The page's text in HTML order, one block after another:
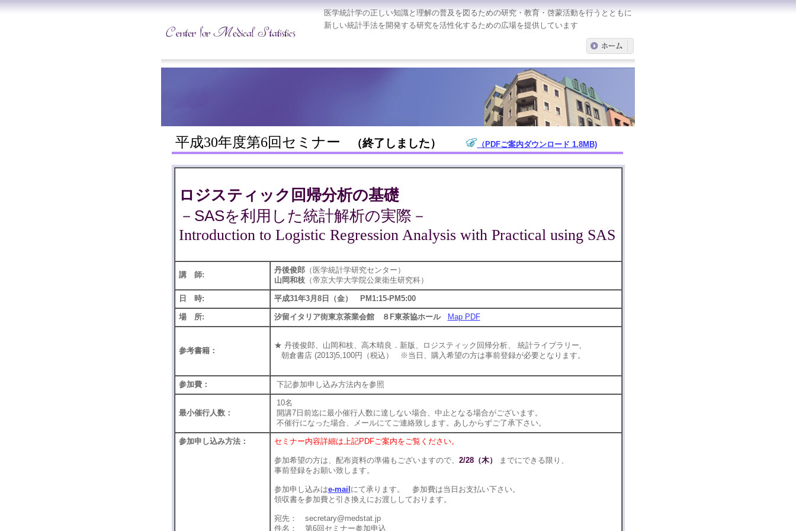
医学統計学の正しい知識と理解の普及を図るための研究・教育・啓蒙活動を行うとともに
新しい統計手法を開発する研究を活性化するための広場を提供しています
平成30年度第6回セミナー （終了しました） （PDFご案内ダウンロード 1.8MB)
ロジスティック回帰分析の基礎
－SASを利用した統計解析の実際－
Introduction to Logistic Regression Analysis with Practical using SAS
講 師:
丹後俊郎（医学統計学研究センター）
山岡和枝（帝京大学大学院公衆衛生研究科）
日 時: 平成31年3月8日（金） PM1:15-PM5:00
場 所: 汐留イタリア街東京茶業会館 ８F東茶協ホール Map PDF
参考書籍：
★ 丹後俊郎、山岡和枝、高木晴良．新版、ロジスティック回帰分析、 統計ライブラリー,
朝倉書店 (2013)5,100円（税込） ※当日、購入希望の方は事前登録が必要となります。
参加費： 下記参加申し込み方法内を参照
最小催行人数：
10名
開講7日前迄に最小催行人数に達しない場合、中止となる場合がございます。
不催行になった場合、メールにてご連絡致します。あしからずご了承下さい。
参加申し込み方法： セミナー内容詳細は上記PDFご案内をご覧ください。
参加希望の方は、配布資料の準備もございますので、 2/28（木）
までにできる限り、
事前登録をお願い致します。
参加申し込みはe-mail にて承ります。 参加費は当日お支払い下さい。
領収書を参加費と引き換えにお渡ししております。
宛先： secretary@medstat.jp
件名： 第6回セミナー参加申込